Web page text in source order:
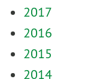
2017
2016
2015
2014